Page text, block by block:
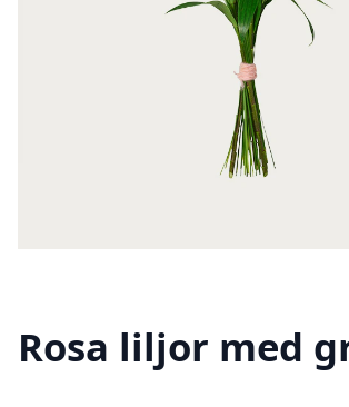
Rosa liljor med